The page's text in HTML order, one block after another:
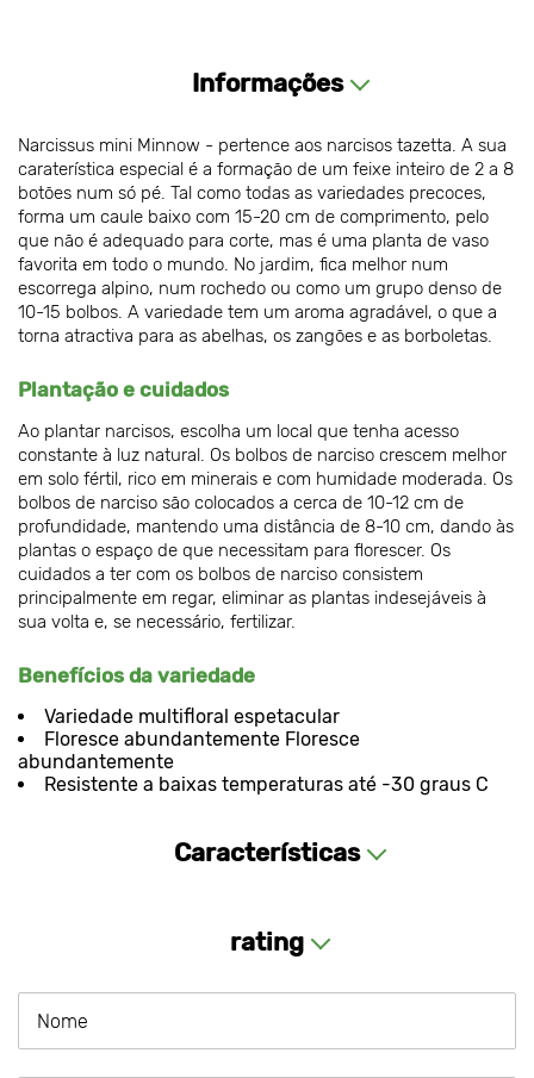
Informações
Narcissus mini Minnow - pertence aos narcisos tazetta. A sua
caraterística especial é a formação de um feixe inteiro de 2 a 8
botões num só pé. Tal como todas as variedades precoces,
forma um caule baixo com 15-20 cm de comprimento, pelo
que não é adequado para corte, mas é uma planta de vaso
favorita em todo o mundo. No jardim, fica melhor num
escorrega alpino, num rochedo ou como um grupo denso de
10-15 bolbos. A variedade tem um aroma agradável, o que a
torna atractiva para as abelhas, os zangões e as borboletas.
Plantação e cuidados
Ao plantar narcisos, escolha um local que tenha acesso
constante à luz natural. Os bolbos de narciso crescem melhor
em solo fértil, rico em minerais e com humidade moderada. Os
bolbos de narciso são colocados a cerca de 10-12 cm de
profundidade, mantendo uma distância de 8-10 cm, dando às
plantas o espaço de que necessitam para florescer. Os
cuidados a ter com os bolbos de narciso consistem
principalmente em regar, eliminar as plantas indesejáveis à
sua volta e, se necessário, fertilizar.
Benefícios da variedade
Variedade multifloral espetacular
Floresce abundantemente Floresce
abundantemente
Resistente a baixas temperaturas até -30 graus C
Características
rating